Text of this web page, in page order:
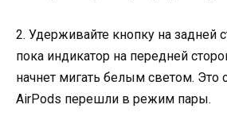
2. Удерживайте кнопку на задней
пока индикатор на передней
начнет мигать белым светом. Это
AirPods перешли в режим пары.